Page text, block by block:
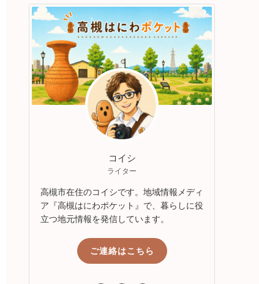
コイシ
ライター
高槻市在住のコイシです。地域情報メディ
ア『高槻はにわポケット』で、暮らしに役
立つ地元情報を発信しています。
ご連絡はこちら